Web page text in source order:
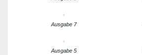
Ausgabe 7
Ausgabe 5